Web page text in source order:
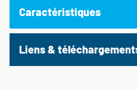
Caractéristiques
Liens &